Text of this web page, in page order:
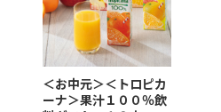
＜お中元＞＜トロピカ
ーナ＞果汁１００％飲